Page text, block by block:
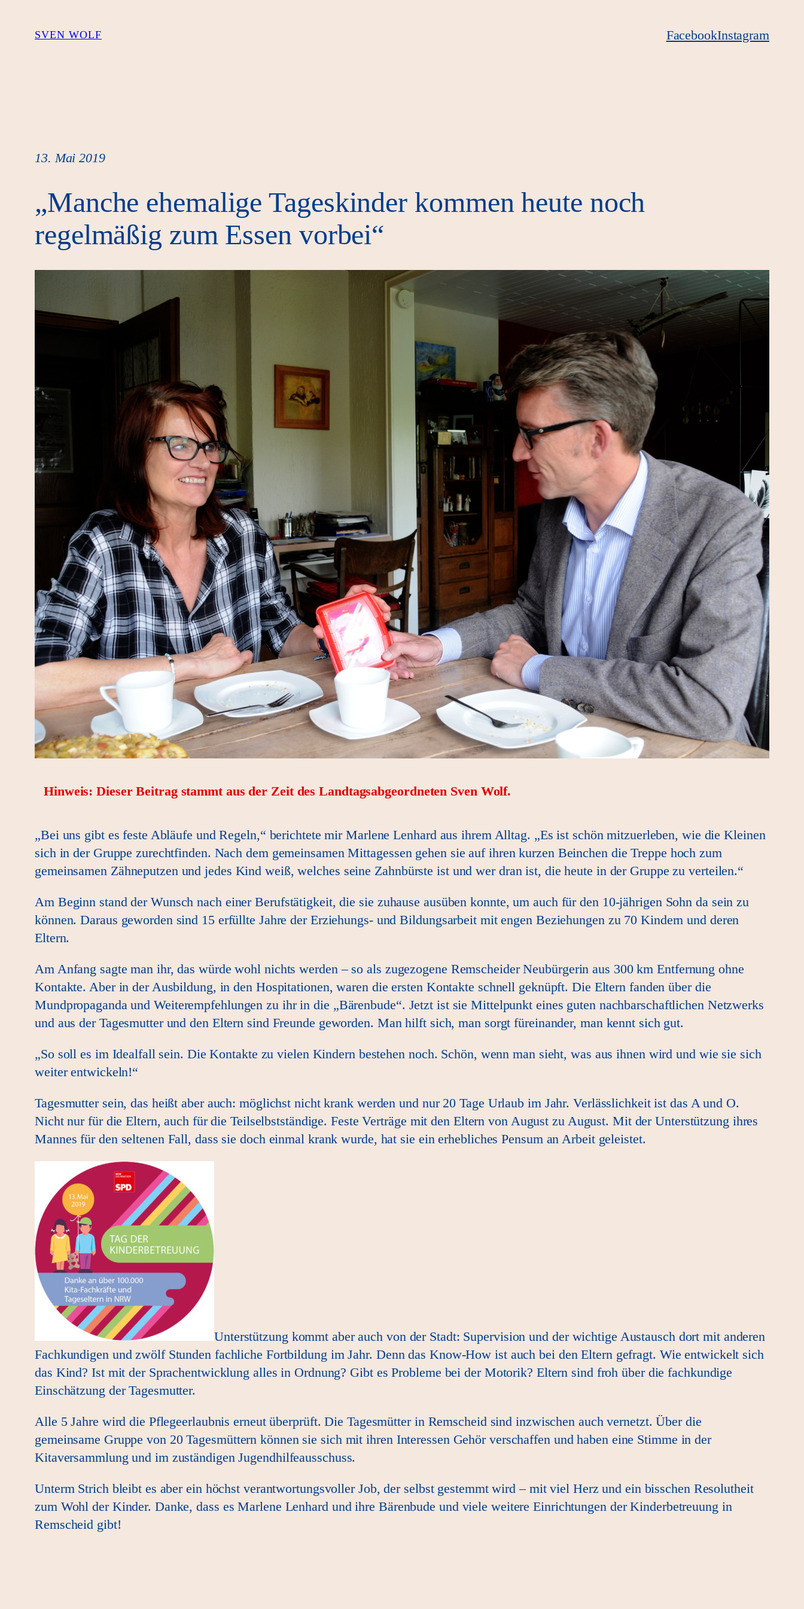
SVEN WOLF FacebookInstagram
13. Mai 2019
„Manche ehemalige Tageskinder kommen heute noch
regelmäßig zum Essen vorbei“
Hinweis: Dieser Beitrag stammt aus der Zeit des Landtagsabgeordneten Sven Wolf.
„Bei uns gibt es feste Abläufe und Regeln,“ berichtete mir Marlene Lenhard aus ihrem Alltag. „Es ist schön mitzuerleben, wie die Kleinen
sich in der Gruppe zurechtfinden. Nach dem gemeinsamen Mittagessen gehen sie auf ihren kurzen Beinchen die Treppe hoch zum
gemeinsamen Zähneputzen und jedes Kind weiß, welches seine Zahnbürste ist und wer dran ist, die heute in der Gruppe zu verteilen.“
Am Beginn stand der Wunsch nach einer Berufstätigkeit, die sie zuhause ausüben konnte, um auch für den 10-jährigen Sohn da sein zu
können. Daraus geworden sind 15 erfüllte Jahre der Erziehungs- und Bildungsarbeit mit engen Beziehungen zu 70 Kindern und deren
Eltern.
Am Anfang sagte man ihr, das würde wohl nichts werden – so als zugezogene Remscheider Neubürgerin aus 300 km Entfernung ohne
Kontakte. Aber in der Ausbildung, in den Hospitationen, waren die ersten Kontakte schnell geknüpft. Die Eltern fanden über die
Mundpropaganda und Weiterempfehlungen zu ihr in die „Bärenbude“. Jetzt ist sie Mittelpunkt eines guten nachbarschaftlichen Netzwerks
und aus der Tagesmutter und den Eltern sind Freunde geworden. Man hilft sich, man sorgt füreinander, man kennt sich gut.
„So soll es im Idealfall sein. Die Kontakte zu vielen Kindern bestehen noch. Schön, wenn man sieht, was aus ihnen wird und wie sie sich
weiter entwickeln!“
Tagesmutter sein, das heißt aber auch: möglichst nicht krank werden und nur 20 Tage Urlaub im Jahr. Verlässlichkeit ist das A und O.
Nicht nur für die Eltern, auch für die Teilselbstständige. Feste Verträge mit den Eltern von August zu August. Mit der Unterstützung ihres
Mannes für den seltenen Fall, dass sie doch einmal krank wurde, hat sie ein erhebliches Pensum an Arbeit geleistet.
Unterstützung kommt aber auch von der Stadt: Supervision und der wichtige Austausch dort mit anderen
Fachkundigen und zwölf Stunden fachliche Fortbildung im Jahr. Denn das Know-How ist auch bei den Eltern gefragt. Wie entwickelt sich
das Kind? Ist mit der Sprachentwicklung alles in Ordnung? Gibt es Probleme bei der Motorik? Eltern sind froh über die fachkundige
Einschätzung der Tagesmutter.
Alle 5 Jahre wird die Pflegeerlaubnis erneut überprüft. Die Tagesmütter in Remscheid sind inzwischen auch vernetzt. Über die
gemeinsame Gruppe von 20 Tagesmüttern können sie sich mit ihren Interessen Gehör verschaffen und haben eine Stimme in der
Kitaversammlung und im zuständigen Jugendhilfeausschuss.
Unterm Strich bleibt es aber ein höchst verantwortungsvoller Job, der selbst gestemmt wird – mit viel Herz und ein bisschen Resolutheit
zum Wohl der Kinder. Danke, dass es Marlene Lenhard und ihre Bärenbude und viele weitere Einrichtungen der Kinderbetreuung in
Remscheid gibt!